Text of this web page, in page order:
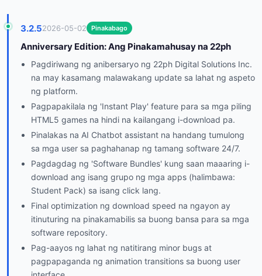
3.2.52026-05-02 Pinakabago
Anniversary Edition: Ang Pinakamahusay na 22ph
Pagdiriwang ng anibersaryo ng 22ph Digital Solutions Inc.
na may kasamang malawakang update sa lahat ng aspeto
ng platform.
Pagpapakilala ng 'Instant Play' feature para sa mga piling
HTML5 games na hindi na kailangang i-download pa.
Pinalakas na AI Chatbot assistant na handang tumulong
sa mga user sa paghahanap ng tamang software 24/7.
Pagdagdag ng 'Software Bundles' kung saan maaaring i-
download ang isang grupo ng mga apps (halimbawa:
Student Pack) sa isang click lang.
Final optimization ng download speed na ngayon ay
itinuturing na pinakamabilis sa buong bansa para sa mga
software repository.
Pag-aayos ng lahat ng natitirang minor bugs at
pagpapaganda ng animation transitions sa buong user